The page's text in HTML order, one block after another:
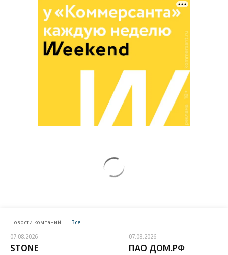
Новости компаний Все
07.08.2026
STONE
07.08.2026
ПАО ДОМ.РФ